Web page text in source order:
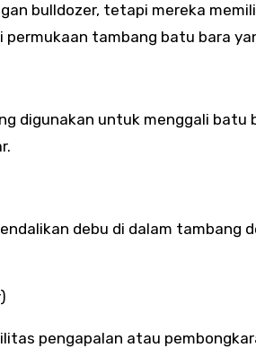
bulldozer, tetapi mereka
tambang batu bara
digunakan untuk menggali
debu di dalam tambang
pengapalan atau